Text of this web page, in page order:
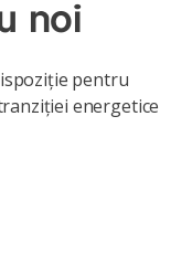
noi
pentru
energetice